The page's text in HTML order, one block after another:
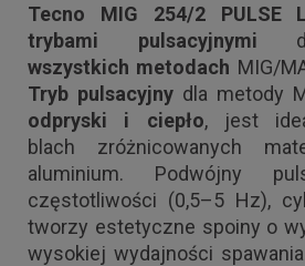
Tecno MIG 254/2 PULSE
trybami pulsacyjnymi
wszystkich metodach MIG/
Tryb pulsacyjny dla metody
odpryski i ciepło, jest
blach zróżnicowanych
aluminium. Podwójny
częstotliwości (0,5–5 Hz),
tworzy estetyczne spoiny o
wysokiej wydajności